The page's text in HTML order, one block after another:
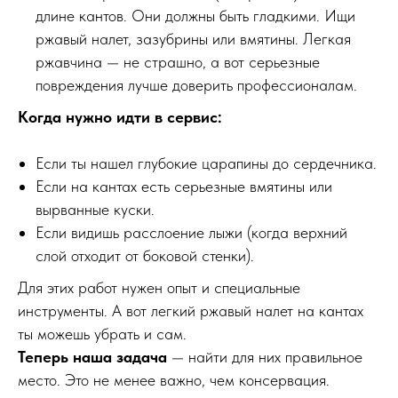
длине кантов. Они должны быть гладкими. Ищи
ржавый налет, зазубрины или вмятины. Легкая
ржавчина — не страшно, а вот серьезные
повреждения лучше доверить профессионалам.
Когда нужно идти в сервис:
Если ты нашел глубокие царапины до сердечника.
Если на кантах есть серьезные вмятины или
вырванные куски.
Если видишь расслоение лыжи (когда верхний
слой отходит от боковой стенки).
Для этих работ нужен опыт и специальные
инструменты. А вот легкий ржавый налет на кантах
ты можешь убрать и сам.
Теперь наша задача — найти для них правильное
место. Это не менее важно, чем консервация.